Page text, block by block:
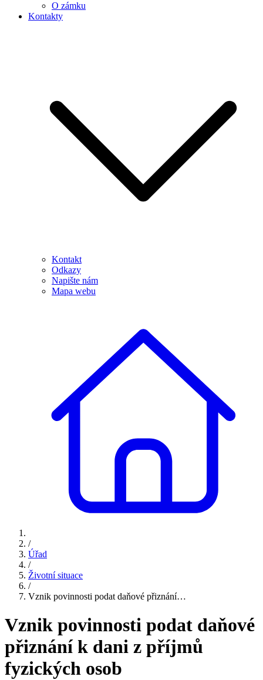
O zámku
Kontakty
Kontakt
Odkazy
Napište nám
Mapa webu
/
Úřad
/
Životní situace
/
Vznik povinnosti podat daňové přiznání…
Vznik povinnosti podat daňové
přiznání k dani z příjmů
fyzických osob